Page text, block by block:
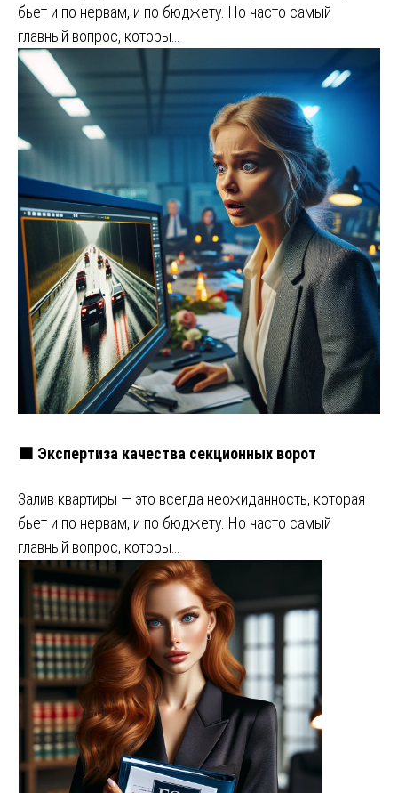
бьет и по нервам, и по бюджету. Но часто самый
главный вопрос, которы…
🟧 Экспертиза качества секционных ворот
Залив квартиры — это всегда неожиданность, которая
бьет и по нервам, и по бюджету. Но часто самый
главный вопрос, которы…